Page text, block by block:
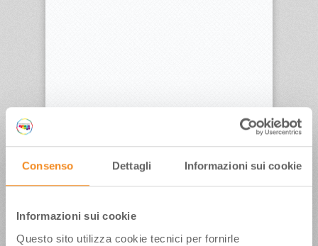
Consenso Dettagli Informazioni sui cookie
Informazioni sui cookie
Questo sito utilizza cookie tecnici per fornirle
Turismo dell’Emilia Romagna al Meeting
25 Agosto 2008